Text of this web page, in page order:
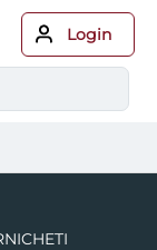
Login